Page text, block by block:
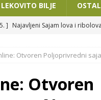
BILJE
] Najavljeni Sajam lova i
DVA DANA DO
SPORAZUM O SARADNJI
Otvoren Poljoprivredni
Otvoren